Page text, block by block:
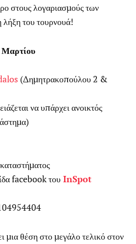
στους λογαριασμούς των
του τουρνουά!
(Δημητρακοπούλου 2 &
να υπάρχει ανοικτός
facebook του InSpot
μια θέση στο μεγάλο τελικό στον